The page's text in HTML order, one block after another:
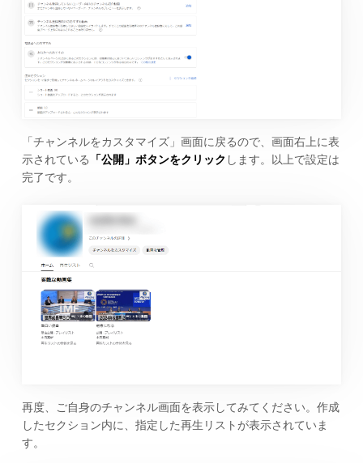
「チャンネルをカスタマイズ」画面に戻るので、画面右上に表
示されている
「公開」ボタンをクリック します。以上で設定は
完了です。
再度、ご自身のチャンネル画面を表示してみてください。作成
したセクション内に、指定した再生リストが表示されていま
す。